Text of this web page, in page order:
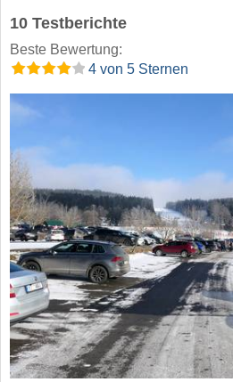
10 Testberichte
Beste Bewertung:
4 von 5 Sternen